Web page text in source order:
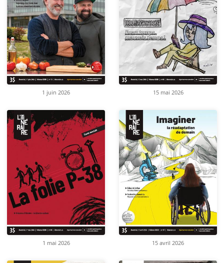
1 juin 2026 15 mai 2026
1 mai 2026 15 avril 2026